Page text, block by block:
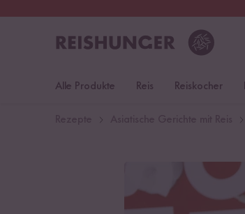
Alle Produkte
Reis Reiskocher